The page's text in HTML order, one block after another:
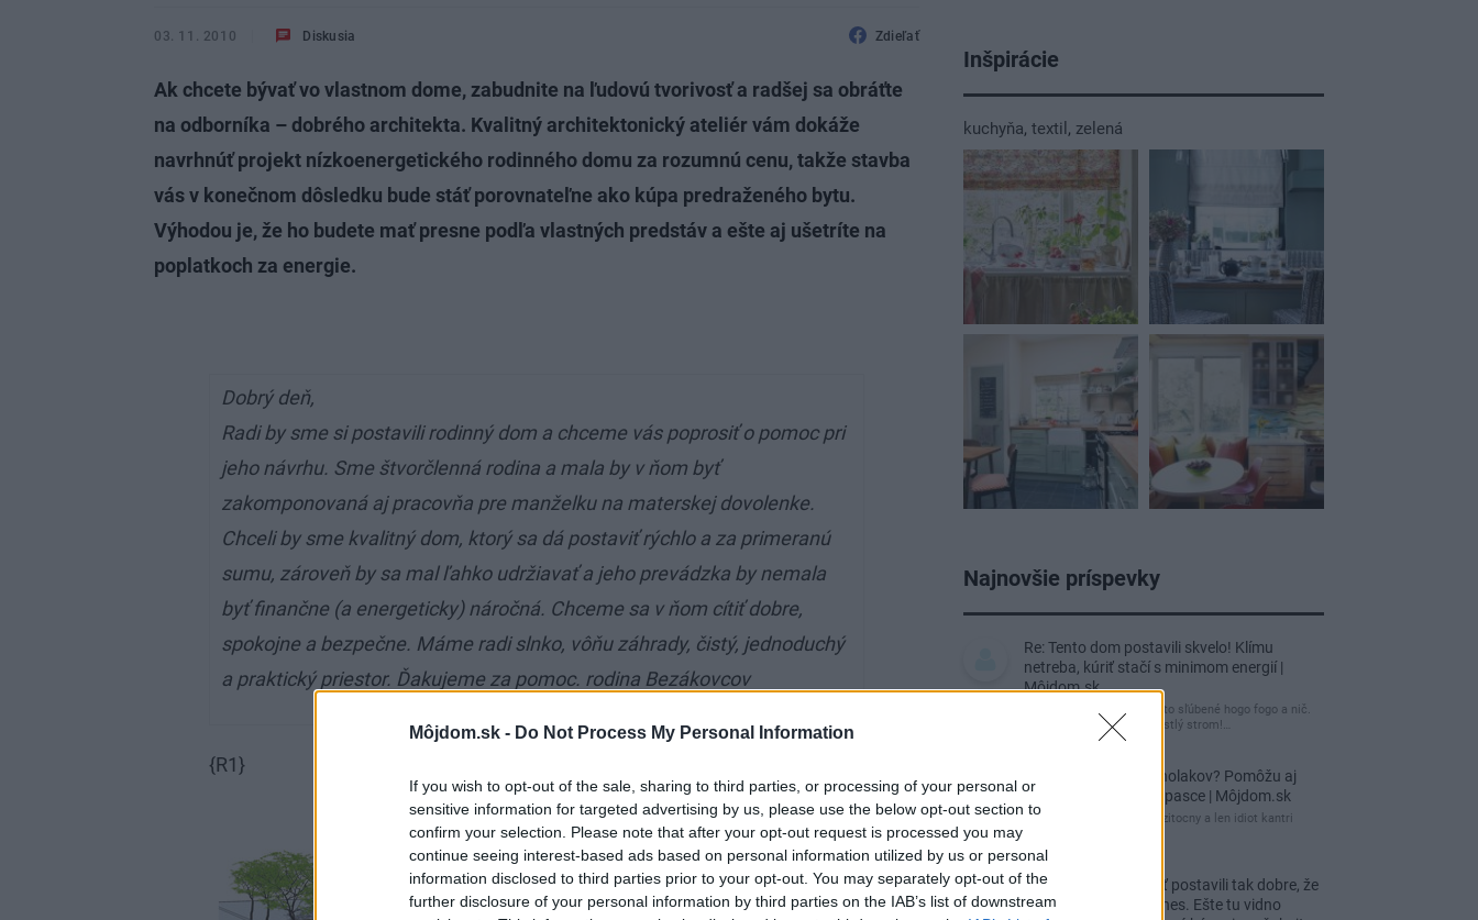
Môjdom.sk - Do Not Process My Personal Information
If you wish to opt-out of the sale, sharing to third parties, or processing of your personal or
sensitive information for targeted advertising by us, please use the below opt-out section to
confirm your selection. Please note that after your opt-out request is processed you may
continue seeing interest-based ads based on personal information utilized by us or personal
information disclosed to third parties prior to your opt-out. You may separately opt-out of the
further disclosure of your personal information by third parties on the IAB’s list of downstream
03. 11. 2010 Diskusia Zdieľať
Ak chcete bývať vo vlastnom dome, zabudnite na ľudovú tvorivosť a radšej sa obráťte
na odborníka – dobrého architekta. Kvalitný architektonický ateliér vám dokáže
navrhnúť projekt nízkoenergetického rodinného domu za rozumnú cenu, takže stavba
vás v konečnom dôsledku bude stáť porovnateľne ako kúpa predraženého bytu.
Výhodou je, že ho budete mať presne podľa vlastných predstáv a ešte aj ušetríte na
poplatkoch za energie.
Dobrý deň,
Radi by sme si postavili rodinný dom a chceme vás poprosiť o pomoc pri
jeho návrhu. Sme štvorčlenná rodina a mala by v ňom byť
zakomponovaná aj pracovňa pre manželku na materskej dovolenke.
Chceli by sme kvalitný dom, ktorý sa dá postaviť rýchlo a za primeranú
sumu, zároveň by sa mal ľahko udržiavať a jeho prevádzka by nemala
byť finančne (a energeticky) náročná. Chceme sa v ňom cítiť dobre,
spokojne a bezpečne. Máme radi slnko, vôňu záhrady, čistý, jednoduchý
a praktický priestor. Ďakujeme za pomoc. rodina Bezákovcov
{R1}
Inšpirácie
kuchyňa, textil , zelená
Najnovšie príspevky
Re: Tento dom postavili skvelo! Klímu
netreba, kúriť stačí s minimom energií |
Môjdom.sk
tuctový barák, čakal som to sľúbené hogo fogo a nič.
Záhrada nuda, žiadny vzrastlý strom!…
Re: Ako sa zbaviť ucholakov? Pomôžu aj
jednoduché domáce pasce | Môjdom.sk
blbeckovia, "ucholak" je uzitocny a len idiot kantri
Re: Vidiecku usadlosť postavili tak dobre, že
domáceho chráni i dnes. Ešte tu vidno